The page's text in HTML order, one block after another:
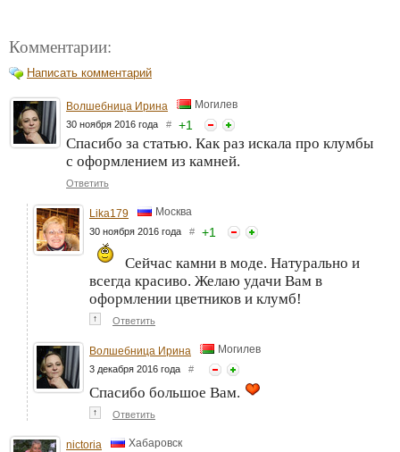
Комментарии:
Написать комментарий
Волшебница Ирина Могилев
30 ноября 2016 года # +1
Спасибо за статью. Как раз искала про клумбы
с оформлением из камней.
Ответить
Lika179 Москва
30 ноября 2016 года # +1
Сейчас камни в моде. Натурально и
всегда красиво. Желаю удачи Вам в
оформлении цветников и клумб!
↑ Ответить
Волшебница Ирина Могилев
3 декабря 2016 года #
Спасибо большое Вам.
↑ Ответить
nictoria Хабаровск